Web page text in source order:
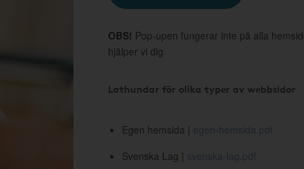
OBS! Pop-upen fungerar inte på alla
hjälper vi dig
Lathundar för olika typer av webbsidor
Egen hemsida | egen-hemsida.pdf
Svenska Lag | svenska-lag.pdf